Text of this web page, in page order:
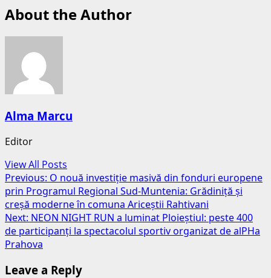
About the Author
Alma Marcu
Editor
View All Posts
Post
navigation
Previous: O nouă investiție masivă din fonduri europene
prin Programul Regional Sud-Muntenia: Grădiniță și
creșă moderne în comuna Ariceștii Rahtivani
Next: NEON NIGHT RUN a luminat Ploieștiul: peste 400
de participanți la spectacolul sportiv organizat de alPHa
Prahova
Leave a Reply